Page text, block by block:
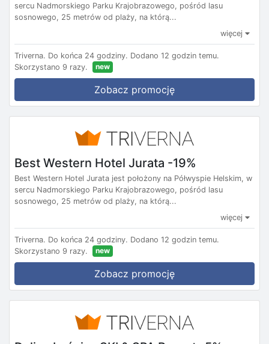
sercu Nadmorskiego Parku Krajobrazowego, pośród lasu
sosnowego, 25 metrów od plaży, na którą...
więcej
Triverna. Do końca 24 godziny. Dodano 12 godzin temu.
Skorzystano 9 razy.
new
Zobacz promocję
Best Western Hotel Jurata -19%
Best Western Hotel Jurata jest położony na Półwyspie Helskim, w
sercu Nadmorskiego Parku Krajobrazowego, pośród lasu
sosnowego, 25 metrów od plaży, na którą...
więcej
Triverna. Do końca 24 godziny. Dodano 12 godzin temu.
Skorzystano 9 razy.
new
Zobacz promocję